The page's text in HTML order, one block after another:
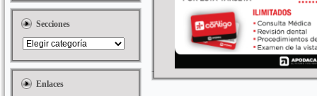
Secciones
Enlaces